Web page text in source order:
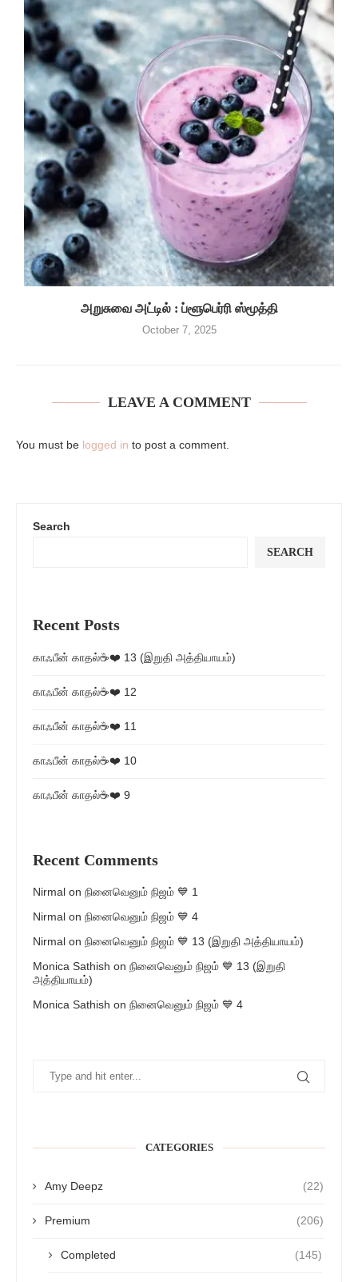
அறுசுவை அட்டில் : ப்ளூபெர்ரி ஸ்மூத்தி
October 7, 2025
LEAVE A COMMENT
You must be logged in to post a comment.
Search
SEARCH
Recent Posts
காஃபீன் காதல்☕❤️ 13 (இறுதி அத்தியாயம்)
காஃபீன் காதல்☕❤️ 12
காஃபீன் காதல்☕❤️ 11
காஃபீன் காதல்☕❤️ 10
காஃபீன் காதல்☕❤️ 9
Recent Comments
Nirmal on நினைவெனும் நிஜம் 💙 1
Nirmal on நினைவெனும் நிஜம் 💙 4
Nirmal on நினைவெனும் நிஜம் 💙 13 (இறுதி அத்தியாயம்)
Monica Sathish on நினைவெனும் நிஜம் 💙 13 (இறுதி
அத்தியாயம்)
Monica Sathish on நினைவெனும் நிஜம் 💙 4
CATEGORIES
Amy Deepz (22)
Premium (206)
Completed (145)